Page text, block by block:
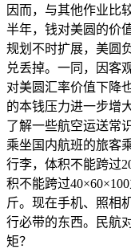
因而，与其他作业比
半年，钱对美圆的价
规划不时扩展，美圆
兑丢掉。一同，因客
对美圆汇率价值下降
的本钱压力进一步增大
了解一些航空运送常
乘坐国内航班的旅客
行李，体积不能跨过
积不能跨过
斤。现在手机、照相
行必带的东西。民航
矩？